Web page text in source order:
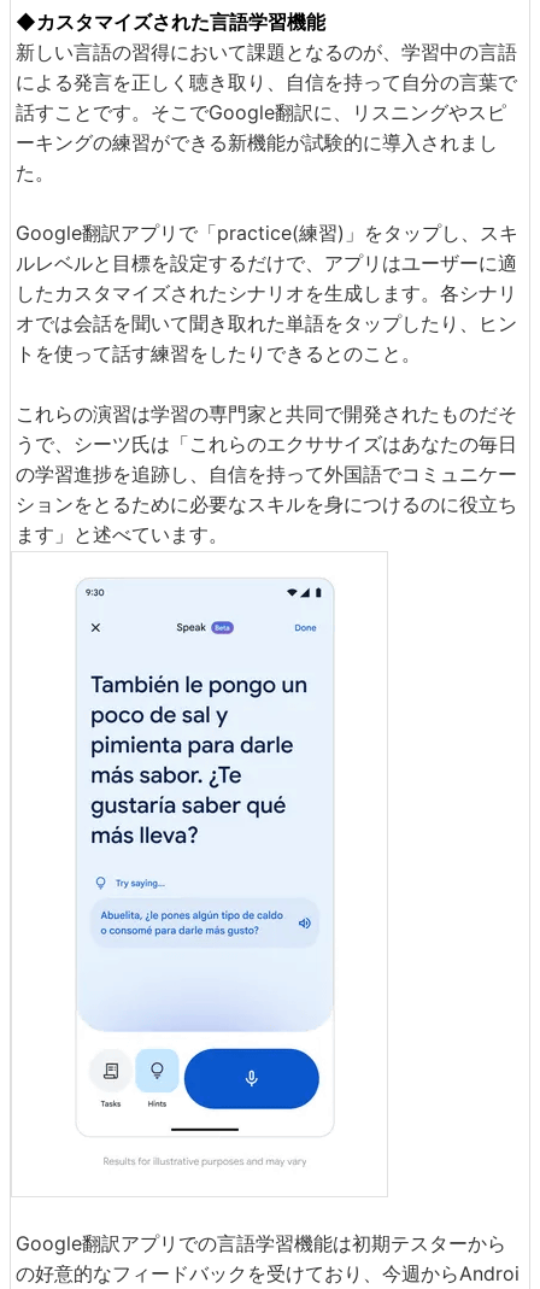
◆カスタマイズされた言語学習機能
新しい言語の習得において課題となるのが、学習中の言語
による発言を正しく聴き取り、自信を持って自分の言葉で
話すことです。そこでGoogle翻訳に、リスニングやスピ
ーキングの練習ができる新機能が試験的に導入されまし
た。
Google翻訳アプリで「practice(練習)」をタップし、スキ
ルレベルと目標を設定するだけで、アプリはユーザーに適
したカスタマイズされたシナリオを生成します。各シナリ
オでは会話を聞いて聞き取れた単語をタップしたり、ヒン
トを使って話す練習をしたりできるとのこと。
これらの演習は学習の専門家と共同で開発されたものだそ
うで、シーツ氏は「これらのエクササイズはあなたの毎日
の学習進捗を追跡し、自信を持って外国語でコミュニケー
ションをとるために必要なスキルを身につけるのに役立ち
ます」と述べています。
Google翻訳アプリでの言語学習機能は初期テスターから
の好意的なフィードバックを受けており、今週からAndroi